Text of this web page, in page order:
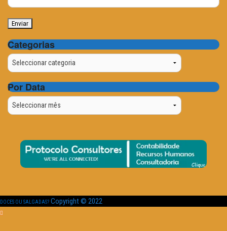
Categorias
Categorias
Por Data
Por
Data
DOCES OU SALGADAS? Copyright © 2022